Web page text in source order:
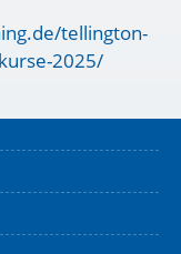
tellington-
2025/